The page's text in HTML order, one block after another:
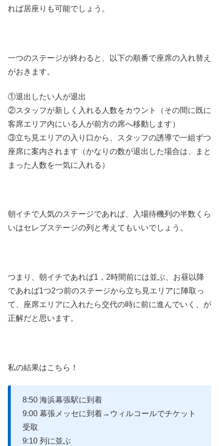
れば居座りも可能でしょう。
一つのステージが終わると、以下の順番で座席の入れ替え
がおきます。
①退出したい人が退出
②スタッフが新しく入れる人数をカウント（その間に既に
客席エリア内にいる人が前方の席へ移動します）
③立ち見エリアの入り口から、スタッフの誘導で一組ずつ
座席に案内されます（かなりの数が退出した場合は、まと
まった人数を一気に入れる）
朝イチで人気のステージであれば、入場待機列の半数くら
いはセレブステージの列と考えてもいいでしょう。
つまり、朝イチであれば1，2時間前には並ぶ、お昼以降
であれば1つ2つ前のステージから立ち見エリアに陣取っ
て、座席エリアに入れたら交代の時に前に進んでいく、が
正解だと思います。
私の結果はこちら！
8:50 海浜幕張駅に到着
9:00 幕張メッセに到着→ウィルコールでチケット
受取
9:10 列に並ぶ